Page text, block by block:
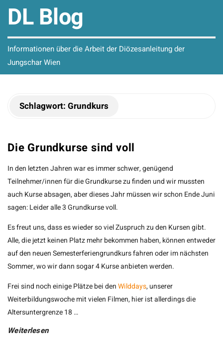
DL Blog
Informationen über die Arbeit der Diözesanleitung der
Jungschar Wien
Schlagwort: Grundkurs
Die Grundkurse sind voll
In den letzten Jahren war es immer schwer, genügend
Teilnehmer/innen für die Grundkurse zu finden und wir mussten
auch Kurse absagen, aber dieses Jahr müssen wir schon Ende Juni
sagen: Leider alle 3 Grundkurse voll.
Es freut uns, dass es wieder so viel Zuspruch zu den Kursen gibt.
Alle, die jetzt keinen Platz mehr bekommen haben, können entweder
auf den neuen Semesterferiengrundkurs fahren oder im nächsten
Sommer, wo wir dann sogar 4 Kurse anbieten werden.
Frei sind noch einige Plätze bei denWilddays, unserer
Weiterbildungswoche mit vielen Filmen, hier ist allerdings die
Altersuntergrenze 18 …
Weiterlesen